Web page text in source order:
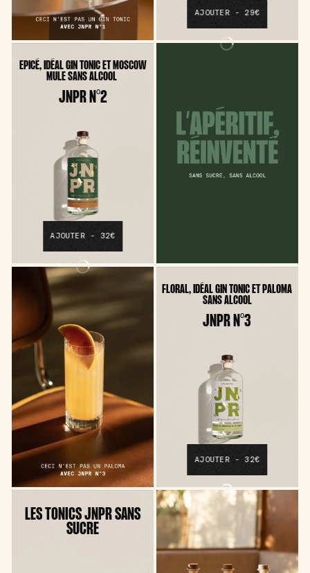
AJOUTER - 29€
EPICÉ, IDÉAL GIN TONIC ET MOSCOW
MULE SANS ALCOOL
JNPR N°2
AJOUTER - 32€
FLORAL, IDÉAL GIN TONIC ET PALOMA
SANS ALCOOL
JNPR N°3
AJOUTER - 32€
LES TONICS JNPR SANS
SUCRE